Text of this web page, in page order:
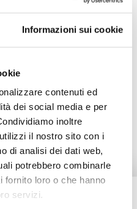
Informazioni sui cookie
contenuti ed
dei social media e per
inoltre
il nostro sito con i
di analisi dei dati web,
potrebbero combinarle
fornito loro o che hanno
servizi.
Sie Hilfe?